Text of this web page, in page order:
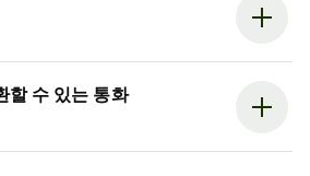
할 수 있는 통화